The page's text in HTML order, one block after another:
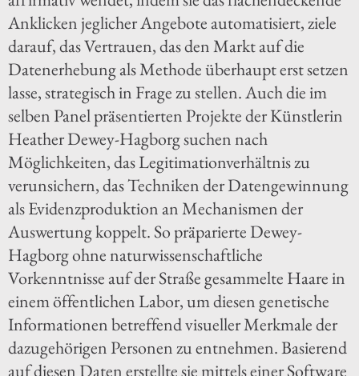
Anklicken jeglicher Angebote automatisiert, ziele
darauf, das Vertrauen, das den Markt auf die
Datenerhebung als Methode überhaupt erst setzen
lasse, strategisch in Frage zu stellen. Auch die im
selben Panel präsentierten Projekte der Künstlerin
Heather Dewey-Hagborg suchen nach
Möglichkeiten, das Legitimationverhältnis zu
verunsichern, das Techniken der Datengewinnung
als Evidenzproduktion an Mechanismen der
Auswertung koppelt. So präparierte Dewey-
Hagborg ohne naturwissenschaftliche
Vorkenntnisse auf der Straße gesammelte Haare in
einem öffentlichen Labor, um diesen genetische
Informationen betreffend visueller Merkmale der
dazugehörigen Personen zu entnehmen. Basierend
auf diesen Daten erstellte sie mittels einer Software